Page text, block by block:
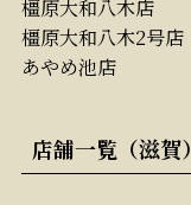
橿原大和八木店
橿原大和八木2号店
あやめ池店
店舗一覧（滋賀）